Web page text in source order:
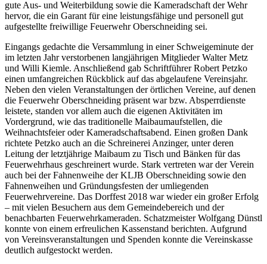
gute Aus- und Weiterbildung sowie die Kameradschaft der Wehr
hervor, die ein Garant für eine leistungsfähige und personell gut
aufgestellte freiwillige Feuerwehr Oberschneiding sei.
Eingangs gedachte die Versammlung in einer Schweigeminute der
im letzten Jahr verstorbenen langjährigen Mitglieder Walter Metz
und Willi Kiemle. Anschließend gab Schriftführer Robert Petzko
einen umfangreichen Rückblick auf das abgelaufene Vereinsjahr.
Neben den vielen Veranstaltungen der örtlichen Vereine, auf denen
die Feuerwehr Oberschneiding präsent war bzw. Absperrdienste
leistete, standen vor allem auch die eigenen Aktivitäten im
Vordergrund, wie das traditionelle Maibaumaufstellen, die
Weihnachtsfeier oder Kameradschaftsabend. Einen großen Dank
richtete Petzko auch an die Schreinerei Anzinger, unter deren
Leitung der letztjährige Maibaum zu Tisch und Bänken für das
Feuerwehrhaus geschreinert wurde. Stark vertreten war der Verein
auch bei der Fahnenweihe der KLJB Oberschneiding sowie den
Fahnenweihen und Gründungsfesten der umliegenden
Feuerwehrvereine. Das Dorffest 2018 war wieder ein großer Erfolg
– mit vielen Besuchern aus dem Gemeindebereich und der
benachbarten Feuerwehrkameraden. Schatzmeister Wolfgang Dünstl
konnte von einem erfreulichen Kassenstand berichten. Aufgrund
von Vereinsveranstaltungen und Spenden konnte die Vereinskasse
deutlich aufgestockt werden.